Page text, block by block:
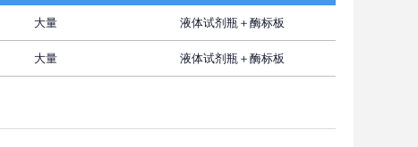
大量 液体试剂瓶＋酶标板
大量 液体试剂瓶＋酶标板